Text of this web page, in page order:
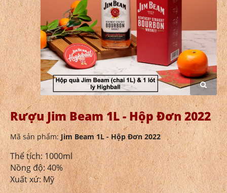
Rượu Jim Beam 1L - Hộp Đơn 2022
Mã sản phẩm:Jim Beam 1L - Hộp Đơn 2022
Thể tích: 1000ml
Nồng độ: 40%
Xuất xứ: Mỹ